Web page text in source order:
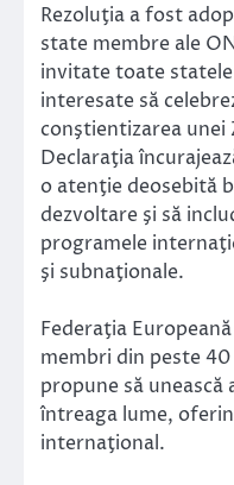
Rezoluţia a fost
state membre ale
invitate toate
interesate să
conştientizarea unei
Declaraţia
o atenţie deosebită
dezvoltare şi să
programele
şi subnaţionale.
Federaţia
membri din peste
propune să
întreaga lume,
internaţional.